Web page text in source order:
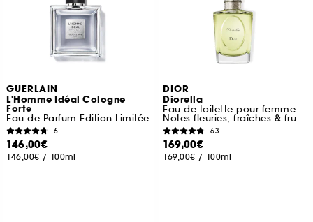
GUERLAIN
L'Homme Idéal Cologne
Forte
Eau de Parfum Edition Limitée
6
146,00€
146,00€ / 100ml
DIOR
Diorella
Eau de toilette pour femme
Notes fleuries, fraîches & fruitées
63
169,00€
169,00€ / 100ml